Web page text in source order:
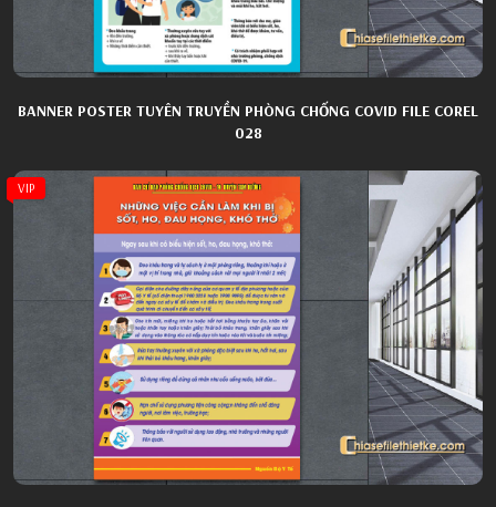
BANNER POSTER TUYÊN TRUYỀN PHÒNG CHỐNG COVID FILE COREL
028
VIP